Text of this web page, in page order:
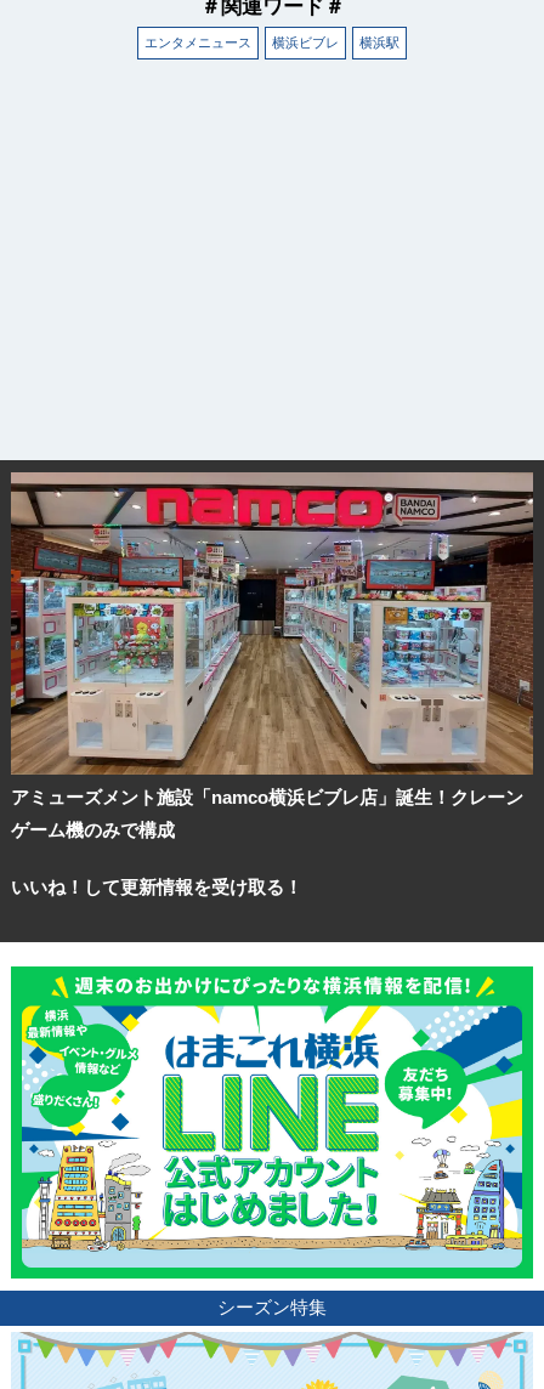
＃関連ワード＃
エンタメニュース 横浜ビブレ 横浜駅
アミューズメント施設「namco横浜ビブレ店」誕生！クレーン
ゲーム機のみで構成
いいね！して更新情報を受け取る！
シーズン特集